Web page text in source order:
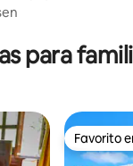
para
Favorito
Favorito